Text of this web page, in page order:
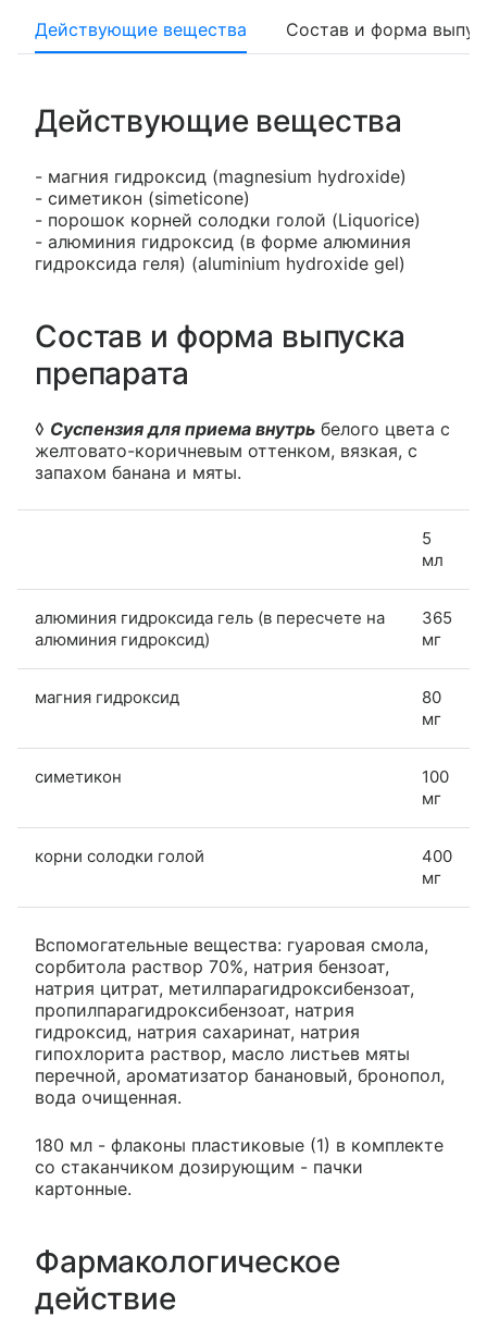
Действующие вещества Состав и форма
Действующие вещества
- магния гидроксид (magnesium hydroxide)
- симетикон (simeticone)
- порошок корней солодки голой (Liquorice)
- алюминия гидроксид (в форме алюминия
гидроксида геля) (aluminium hydroxide gel)
Состав и форма выпуска
препарата
◊ Суспензия для приема внутрь белого цвета с
желтовато-коричневым оттенком, вязкая, с
запахом банана и мяты.
5
мл
алюминия гидроксида гель (в пересчете на
алюминия гидроксид)
365
мг
магния гидроксид
80
мг
симетикон
100
мг
корни солодки голой
400
мг
Вспомогательные вещества: гуаровая смола,
сорбитола раствор 70%, натрия бензоат,
натрия цитрат, метилпарагидроксибензоат,
пропилпарагидроксибензоат, натрия
гидроксид, натрия сахаринат, натрия
гипохлорита раствор, масло листьев мяты
перечной, ароматизатор банановый, бронопол,
вода очищенная.
180 мл - флаконы пластиковые (1) в комплекте
со стаканчиком дозирующим - пачки
картонные.
Фармакологическое
действие